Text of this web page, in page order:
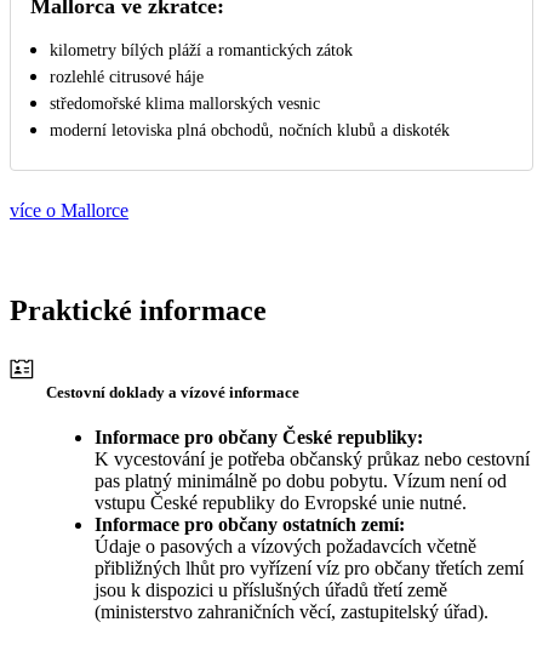
Mallorca ve zkratce:
kilometry bílých pláží a romantických zátok
rozlehlé citrusové háje
středomořské klima mallorských vesnic
moderní letoviska plná obchodů, nočních klubů a diskoték
více o Mallorce
Praktické informace
Cestovní doklady a vízové informace
Informace pro občany České republiky:
K vycestování je potřeba občanský průkaz nebo cestovní
pas platný minimálně po dobu pobytu. Vízum není od
vstupu České republiky do Evropské unie nutné.
Informace pro občany ostatních zemí:
Údaje o pasových a vízových požadavcích včetně
přibližných lhůt pro vyřízení víz pro občany třetích zemí
jsou k dispozici u příslušných úřadů třetí země
(ministerstvo zahraničních věcí, zastupitelský úřad).